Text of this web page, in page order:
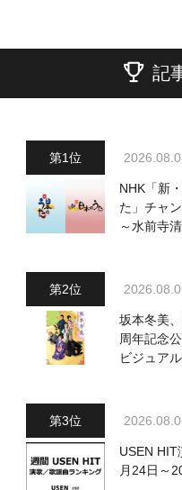
記
NHK「新
た」チャ
～水前寺
坂本冬美
周年記念
ビジュア
USEN HIT
月24日～